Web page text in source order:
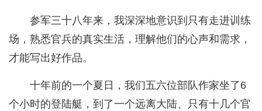
参军三十八年来，我深深地意识到只有走进训练
场，熟悉官兵的真实生活，理解他们的心声和需求，
才能写出好作品。
十年前的一个夏日，我们五六位部队作家坐了6
个小时的登陆艇，到了一个远离大陆、只有十几个官